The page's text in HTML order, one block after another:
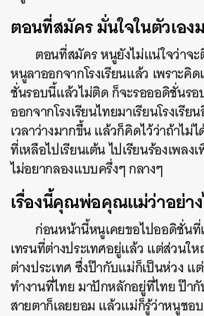
ตอนที่สมัคร มั่นใจในตัวเอ
ตอนที่สมัคร หนูยังไม่แน่ใจว่าจ
หนูลาออกจากโรงเรียนแล้ว เพราะคิ
ชั่นรอบนี้แล้วไม่ติด ก็จะรอออดิชั่นรอ
ออกจากโรงเรียนไทยมาเรียนโรงเรีย
เวลาว่างมากขึ้น แล้วก็คิดไว้ว่าถ้าไม่
ที่เหลือไปเรียนเต้น ไปเรียนร้องเพลง
ไม่อยากลองแบบครึ่งๆ กลางๆ
เรื่องนี้คุณพ่อคุณแม่ว่าอย่าง
ก่อนหน้านี้หนูเคยขอไปออดิชั่นที่
เทรนที่ต่างประเทศอยู่แล้ว แต่ส่วน
ต่างประเทศ ซึ่งป๊ากับแม่ก็เป็นห่วง แ
ทำงานที่ไทย มาปักหลักอยู่ที่ไทย ป๊า
สายตาก็เลยยอม แล้วแม่ก็รู้ว่าหนูชอ